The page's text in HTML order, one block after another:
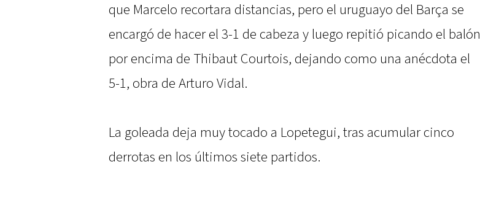
que Marcelo recortara distancias, pero el uruguayo del Barça se
encargó de hacer el 3-1 de cabeza y luego repitió picando el balón
por encima de Thibaut Courtois, dejando como una anécdota el
5-1, obra de Arturo Vidal.
La goleada deja muy tocado a Lopetegui, tras acumular cinco
derrotas en los últimos siete partidos.